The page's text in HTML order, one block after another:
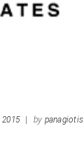
2015 by panagiotis